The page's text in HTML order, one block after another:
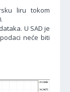
liru tokom
U SAD je
neće biti